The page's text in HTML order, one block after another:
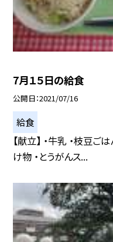
7月１５日の給食
公開日 2021/07/16
給食
【献立】 ・牛乳 ・枝豆ご
け物 ・とうがんス...